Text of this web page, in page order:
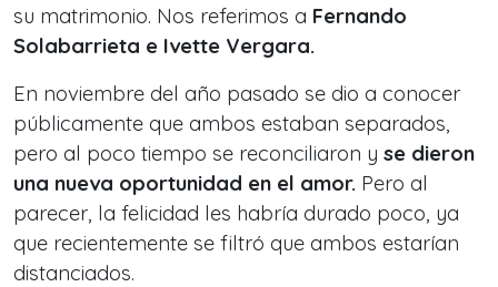
su matrimonio. Nos referimos a Fernando
Solabarrieta e Ivette Vergara.
En noviembre del año pasado se dio a conocer
públicamente que ambos estaban separados,
pero al poco tiempo se reconciliaron y se dieron
una nueva oportunidad en el amor. Pero al
parecer, la felicidad les habría durado poco, ya
que recientemente se filtró que ambos estarían
distanciados.